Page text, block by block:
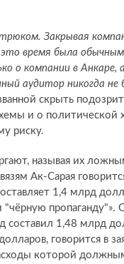
Закрывая
время была
о компании в
аудитор никогда не
скрыть
и о
риску.
называя их
Ак-Сарая
1,4 млрд
составил 1,48 млрд
говорится в
которой